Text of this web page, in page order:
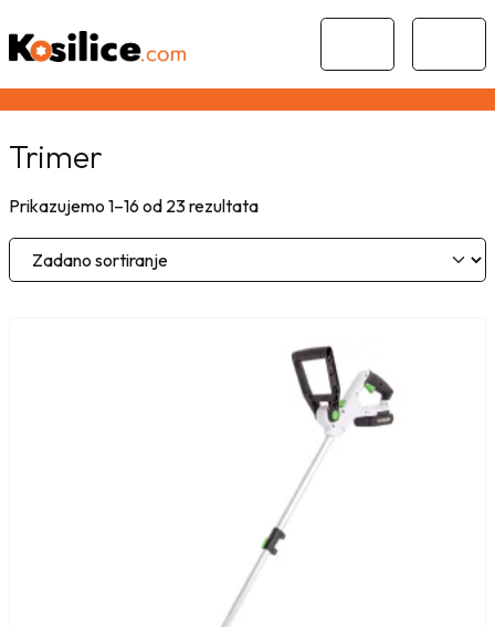
Menu
Trimer
Prikazujemo 1–16 od 23 rezultata